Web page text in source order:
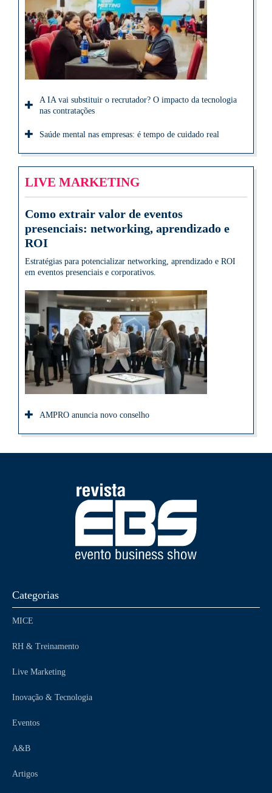
A IA vai substituir o recrutador? O impacto da tecnologia
nas contratações
Saúde mental nas empresas: é tempo de cuidado real
LIVE MARKETING
Como extrair valor de eventos
presenciais: networking, aprendizado e
ROI
Estratégias para potencializar networking, aprendizado e ROI
em eventos presenciais e corporativos.
AMPRO anuncia novo conselho
Categorias
MICE
RH & Treinamento
Live Marketing
Inovação & Tecnologia
Eventos
A&B
Artigos